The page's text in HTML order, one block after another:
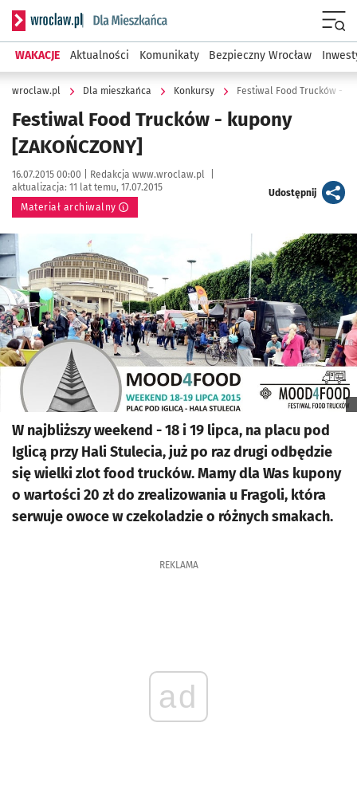
Serwis informacyjny wroclaw.pl podserwis: Dla mieszkańca
WAKACJE Aktualności Komunikaty Bezpieczny Wrocław
wroclaw.pl Dla mieszkańca Konkursy Festiwal Food Trucków -
Festiwal Food Trucków - kupony
[ZAKOŃCZONY]
Data publikacji:
16.07.2015 00:00 | Autor:
Redakcja www.wroclaw.pl
aktualizacja: 11 lat temu, 17.07.2015
Materiał archiwalny
Udostępnijartykuł
Kliknij, aby powiększyć
W najbliższy weekend - 18 i 19 lipca, na placu pod
Iglicą przy Hali Stulecia, już po raz drugi odbędzie
się wielki zlot food trucków. Mamy dla Was kupony
o wartości 20 zł do zrealizowania u Fragoli, która
serwuje owoce w czekoladzie o różnych smakach.
REKLAMA
ad